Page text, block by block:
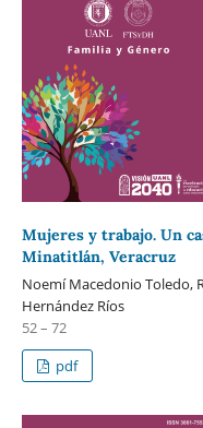
Mujeres y trabajo. Un
Minatitlán, Veracruz
Noemí Macedonio Toledo,
Hernández Ríos
52 – 72
pdf